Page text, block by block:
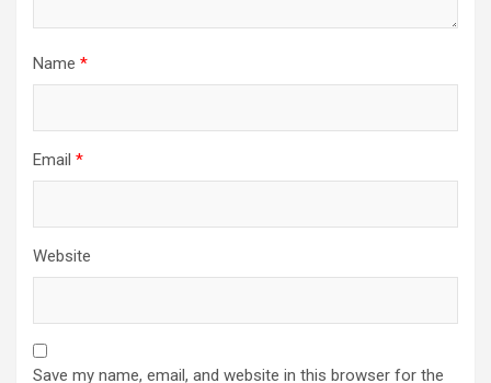
Name *
Email *
Website
Save my name, email, and website in this browser for the